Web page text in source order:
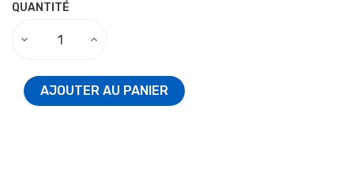
QUANTITÉ
AJOUTER AU PANIER